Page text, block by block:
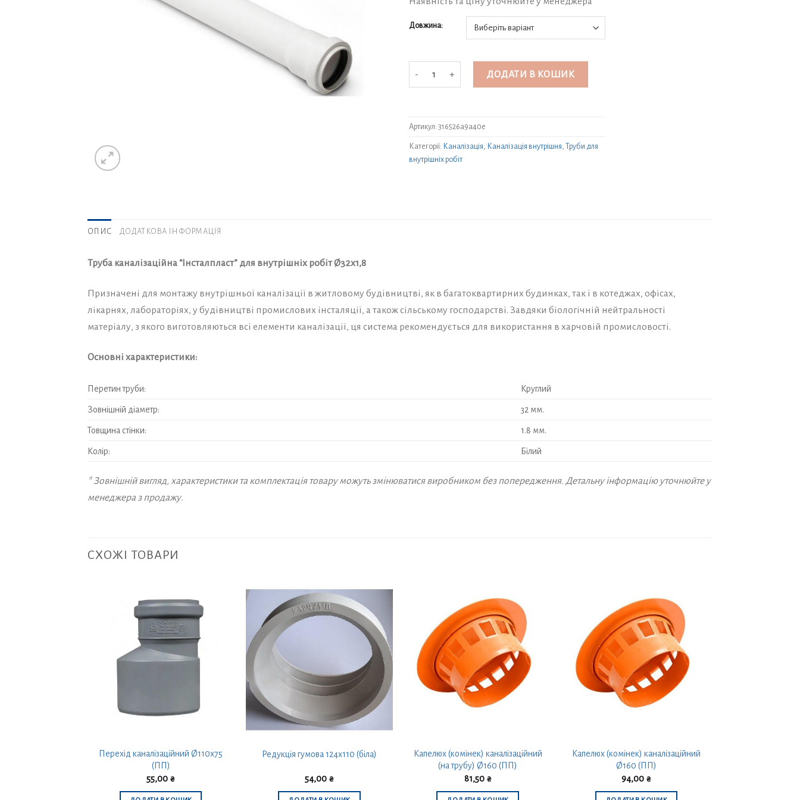
Довжина:
ДОДАТИ В КОШИК
Артикул: 316526a9a40e
Категорії: Каналізація, Каналізація внутрішня,
Труби для
внутрішніх робіт
ОПИС ДОДАТКОВА ІНФОРМАЦІЯ
Труба каналізаційна “Інсталпласт” для внутрішніх робіт Ø32х1,8
Призначені для монтажу внутрішньої каналізації в житловому будівництві, як в багатоквартирних будинках, так і в котеджах, офісах,
лікарнях, лабораторіях, у будівництві промислових інсталяції, а також сільському господарстві. Завдяки біологічній нейтральності
матеріалу, з якого виготовляються всі елементи каналізації, ця система рекомендується для використання в харчовій промисловості.
Основні характеристики:
Перетин труби: Круглий
Зовнішній діаметр: 32 мм.
Товщина стінки: 1.8 мм.
Колір: Білий
* Зовнішній вигляд, характеристики та комплектація товару можуть змінюватися виробником без попередження. Детальну інформацію уточнюйте у
менеджера з продажу.
СХОЖІ ТОВАРИ
Перехід каналізаційний Ø110х75
(ПП)
55,00 ₴
Редукція гумова 124х110 (біла)
54,00 ₴
Капелюх (комінек) каналізаційний
(на трубу) Ø160 (ПП)
81,50 ₴
Капелюх (комінек) каналізаційний
Ø160 (ПП)
94,00 ₴